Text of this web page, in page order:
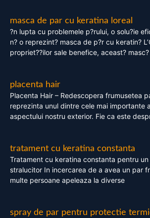
masca de par cu keratina loreal
?n lupta cu problemele p?rului, o solu?ie
n? o reprezint? masca de p?r cu keratin?
propriet??ilor sale benefice, aceast? masc?
placenta hair
Placenta Hair – Redescopera frumusetea
reprezinta unul dintre cele mai importante
aspectului nostru exterior. Fie ca este
tratament cu keratina constanta
Tratament cu keratina constanta pentru
stralucitor In incercarea de a avea un par
multe persoane apeleaza la diverse
spray de par pentru protectie